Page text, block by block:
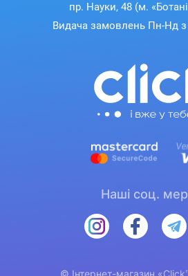
пр. Науки, 48 (м.
Видача замовлень Пн-Нд з
Наші соц.
© Інтернет-магазин